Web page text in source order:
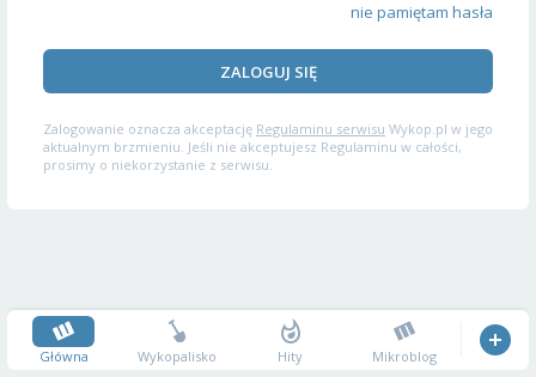
nie pamiętam hasła
ZALOGUJ SIĘ
Zalogowanie oznacza akceptację Regulaminu serwisu Wykop.pl w jego
aktualnym brzmieniu. Jeśli nie akceptujesz Regulaminu w całości,
prosimy o niekorzystanie z serwisu.
Główna Wykopalisko Hity Mikroblog